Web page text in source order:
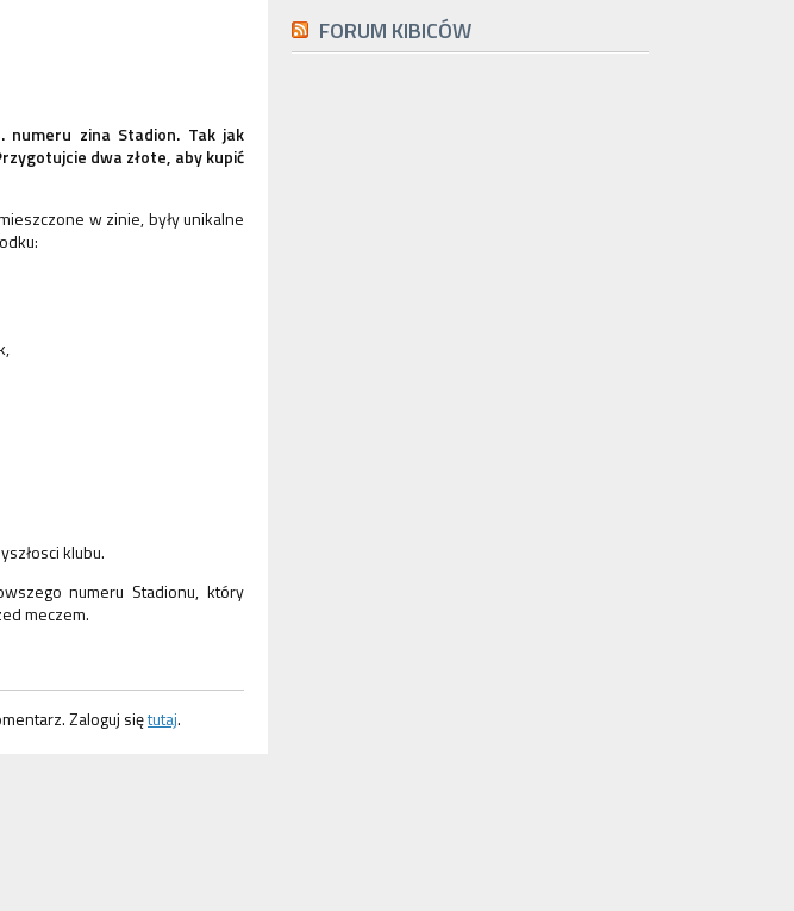
numeru zina Stadion. Tak jak
dwa złote, aby kupić
w zinie, były unikalne
klubu.
numeru Stadionu, który
meczem.
Zaloguj siętutaj.
FORUM KIBICÓW